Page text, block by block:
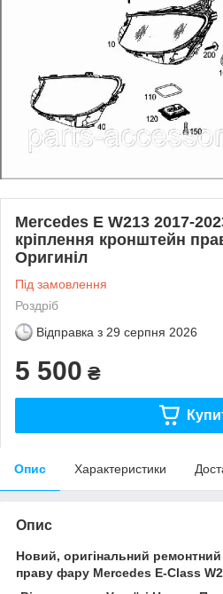
Mercedes E W213 2017-
кріплення кронштейн
Оригиніл
Під замовлення
Роздріб
Відправка з 29 серпня 2026
5 500 ₴
Опис Характеристики
Опис
Новий, оригінальний ремонтний
праву фару Mercedes E-Class